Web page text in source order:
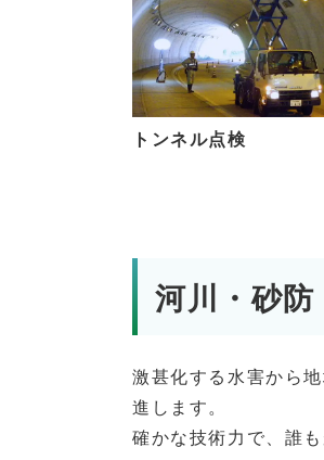
トンネル点検
河川・砂防
激甚化する水害から
進します。
確かな技術力で、誰